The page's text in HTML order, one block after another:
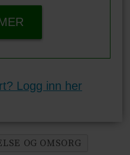
Logg inn her
OG OMSORG